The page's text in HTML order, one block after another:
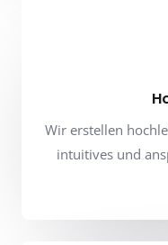
Wir erstellen
intuitives und